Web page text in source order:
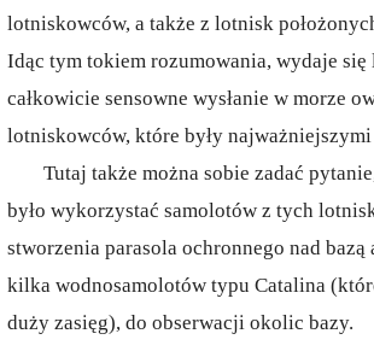
lotniskowców, a także z lotnisk
Idąc tym tokiem rozumowania, wydaje
całkowicie sensowne wysłanie w morze
lotniskowców, które były
Tutaj także można sobie zadać
było wykorzystać samolotów z tych
stworzenia parasola ochronnego nad bazą
kilka wodnosamolotów typu Catalina
duży zasięg), do obserwacji okolic bazy.